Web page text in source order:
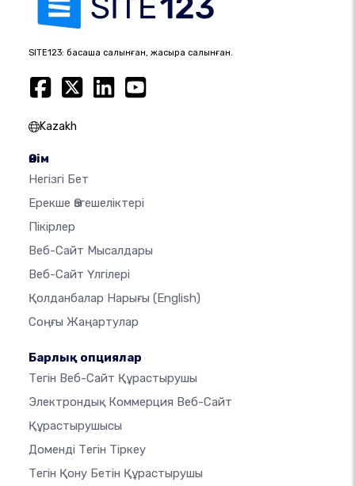
SITE123: басқаша салынған, жақсырақ салынған.
Kazakh
Өнім
Негізгі Бет
Ерекше Өзгешеліктері
Пікірлер
Веб-Сайт Мысалдары
Веб-Сайт Үлгілері
Қолданбалар Нарығы (English)
Соңғы Жаңартулар
Барлық опциялар
Тегін Веб-Сайт Құрастырушы
Электрондық Коммерция Веб-Сайт
Құрастырушысы
Доменді Тегін Тіркеу
Тегін Қону Бетін Құрастырушы